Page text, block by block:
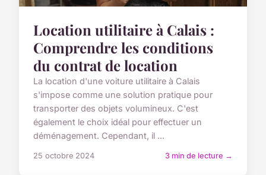
Location utilitaire à Calais :
Comprendre les conditions
du contrat de location
La location d'une voiture utilitaire à Calais
s'impose comme une solution pratique pour
transporter des objets volumineux. C'est
également le choix idéal pour effectuer un
déménagement. Cependant, il ...
25 octobre 2024 3 min de lecture →